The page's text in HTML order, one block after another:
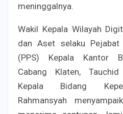
meninggalnya.
Wakil Kepala Wilayah
dan Aset selaku Pejabat
(PPS) Kepala Kantor
Cabang Klaten,
Kepala Bidang
Rahmansyah